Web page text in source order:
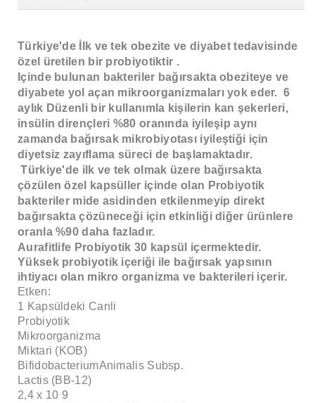
Türkiye'de İlk ve tek obezite ve diyabet tedavisinde
özel üretilen bir probiyotiktir .
Içinde bulunan bakteriler bağırsakta obeziteye ve
diyabete yol açan mikroorganizmaları yok eder. 6
aylık Düzenli bir kullanımla kişilerin kan şekerleri,
insülin dirençleri %80 oranında iyileşip aynı
zamanda bağırsak mikrobiyotası iyileştiği için
diyetsiz zayıflama süreci de başlamaktadır.
Türkiye'de ilk ve tek olmak üzere bağırsakta
çözülen özel kapsüller içinde olan Probiyotik
bakteriler mide asidinden etkilenmeyip direkt
bağırsakta çözüneceği için etkinliği diğer ürünlere
oranla %90 daha fazladır.
Aurafitlife Probiyotik 30 kapsül içermektedir.
Yüksek probiyotik içeriği ile bağırsak yapsının
ihtiyacı olan mikro organizma ve bakterileri içerir.
Etken:
1 Kapsüldeki Canli
Probiyotik
Mikroorganizma
Miktari (KOB)
BifidobacteriumAnimalis Subsp.
Lactis (BB-12)
2,4 x 10 9